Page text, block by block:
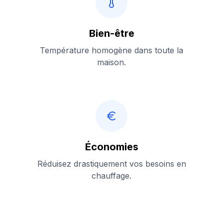
Bien-être
Température homogène dans toute la
maison.
Économies
Réduisez drastiquement vos besoins en
chauffage.